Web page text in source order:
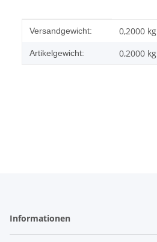
Produkteigenschaft
Wert
Versandgewicht: 0,2000 kg
Artikelgewicht: 0,2000 kg
Informationen